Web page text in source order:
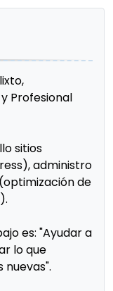
Profesional
sitios
administro
de
es: "Ayudar a
lo que